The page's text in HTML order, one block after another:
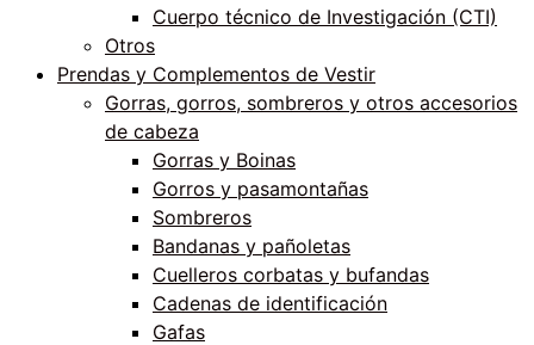
Cuerpo técnico de Investigación (CTI)
Otros
Prendas y Complementos de Vestir
Gorras, gorros, sombreros y otros accesorios
de cabeza
Gorras y Boinas
Gorros y pasamontañas
Sombreros
Bandanas y pañoletas
Cuelleros corbatas y bufandas
Cadenas de identificación
Gafas